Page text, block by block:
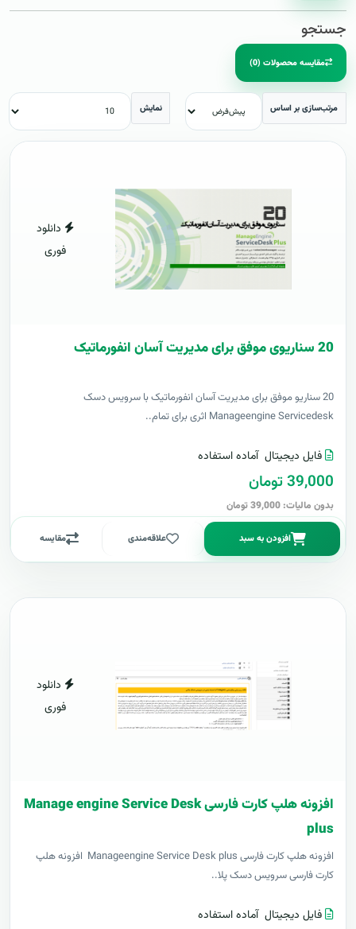
جستجو
مقایسه محصولات (0)
مرتب‌سازی بر اساس نمایش
دانلود
فوری
20 سناریوی موفق برای مدیریت آسان انفورماتیک
20 سناریو موفق برای مدیریت آسان انفورماتیک با سرویس دسک
Manageengine Servicedesk اثری برای تمام..
فایل دیجیتال آماده استفاده
39,000 تومان
بدون مالیات: 39,000 تومان
افزودن به سبد علاقه‌مندی مقایسه
دانلود
فوری
افزونه هلپ کارت فارسی Manage engine Service Desk
plus
افزونه هلپ کارت فارسی Manageengine Service Desk plus افزونه هلپ
کارت فارسی سرویس دسک پلا..
فایل دیجیتال آماده استفاده